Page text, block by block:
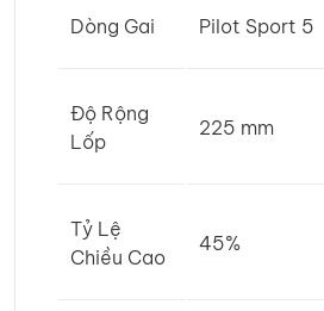
Dòng Gai Pilot Sport 5
Độ Rộng
Lốp
225 mm
Tỷ Lệ
Chiều Cao
45%